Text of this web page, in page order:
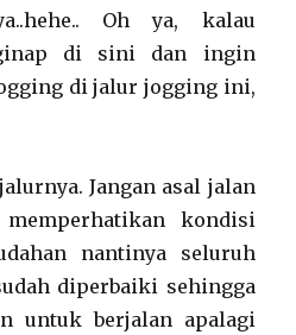
Oh ya, kalau
di sini dan ingin
di jalur jogging ini,
Jangan asal jalan
kondisi
nantinya seluruh
diperbaiki sehingga
untuk berjalan apalagi